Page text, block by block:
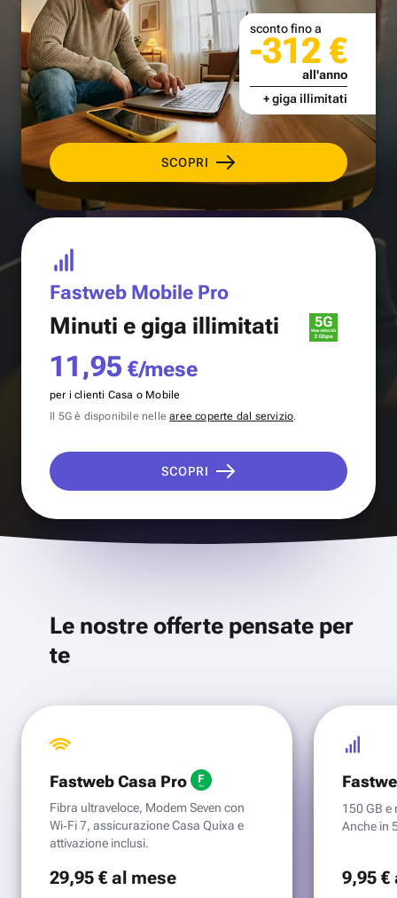
SCOPRI
sconto fino a
-312 €
all'anno
+ giga illimitati
Fastweb Mobile Pro
Minuti e giga illimitati
11,95 €/mese
per i clienti Casa o Mobile
Il 5G è disponibile nellearee coperte dal servizio.
SCOPRI
Le nostre offerte pensate per
te
Fastweb Casa Pro
Fibra ultraveloce, Modem Seven con
Wi‑Fi 7, assicurazione Casa Quixa e
attivazione inclusi.
29,95 €al mese
150 GB e
Anche in
9,95 €